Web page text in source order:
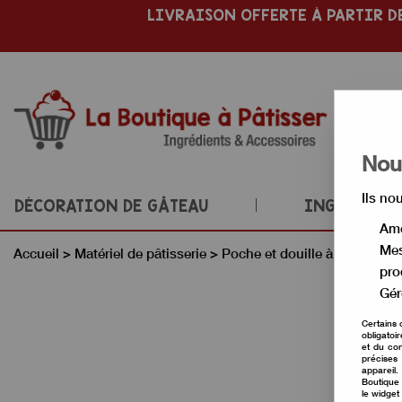
LIVRAISON OFFERTE À PARTIR
DÉCORATION DE GÂTEAU
Accueil > Matériel de pâtisserie > Poche et douille à pâtisserie
Ils
Certains
et du
le widget